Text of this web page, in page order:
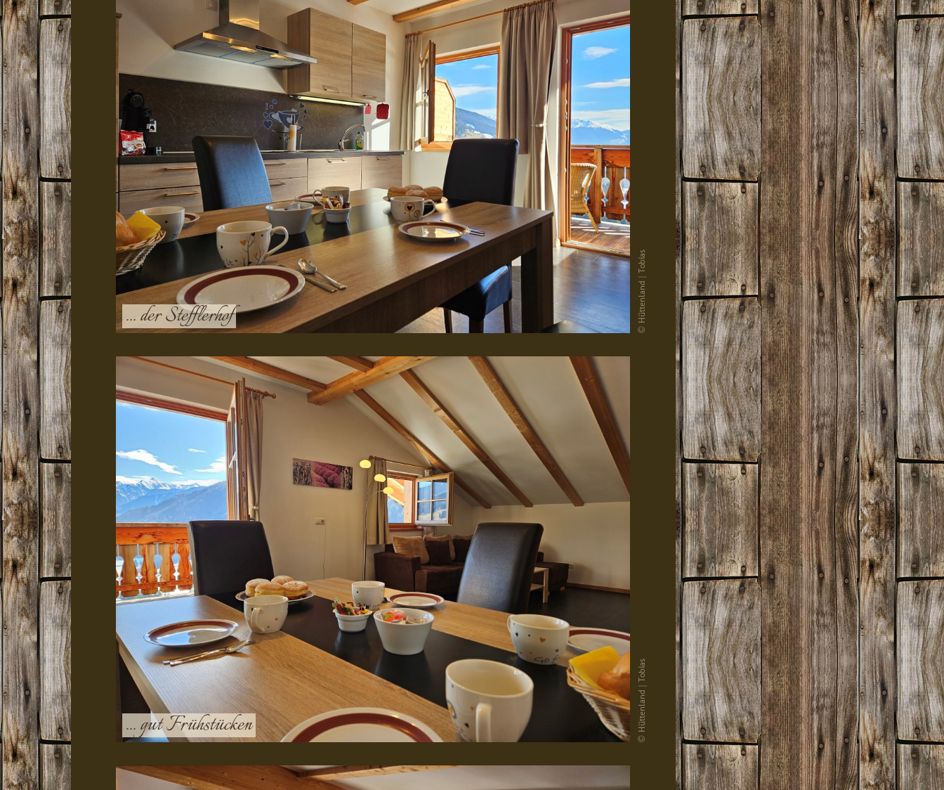
... der Stefflerhof © Hüttenland | Tobias
... gut Frühstücken © Hüttenland | Tobias